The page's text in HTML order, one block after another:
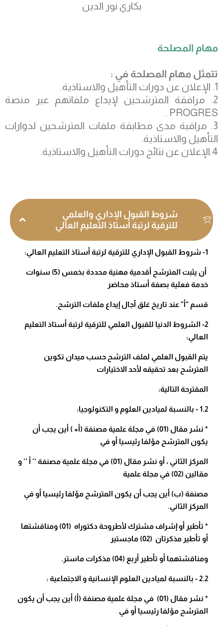
بكاري نور الدين
مهام المصلحة
تتمثل مهام المصلحة في :
1. الإعلان عن دورات التأهيل والاستاذية.
2. مرافقة المترشحين لإيداع ملفاتهم عبر منصة
PROGRES .
3. مراقبة مدى مطابقة ملفات المترشحين لدوارات
التأهيل والاستاذية.
4.الإعلان عن نتائج دورات التأهيل والاستاذية.
شروط القبول الإداري والعلمي
للترقية لرتبة أستاذ التعليم العالي
1- شروط القبول الإداري للترقية لرتبة أستاذ التعليم العالي:
أن يثبت المترشح أقدمية مهنية محددة بخمس (5) سنوات
خدمة فعلية بصفة أستاذ محاضر
قسم "أ" عند تاريخ غلق آجال إيداع ملفات الترشح.
2- الشروط الدنيا للقبول العلمي للترقية لرتبة أستاذ التعليم
العالي:
يتم القبول العلمي لملف الترشح حسب ميدان تكوين
المترشح بعد تحقيقه لأحد الاختيارات
المقترحة التالية:
1.2 - بالنسبة لميادين العلوم و التكنولوجيا:
* نشر مقال (01) في مجلة علمية مصنفة (أ+ ) أين يجب أن
يكون المترشح مؤلفا رئيسيا أو في
المركز الثاني ، أو نشر مقال (01) في مجلة علمية مصنفة '' أ '' و
مقالين (02) في مجلة علمية
مصنفة (ب) أين يجب أن يكون المترشح مؤلفا رئيسيا أو في
المركز الثاني.
* تأطير أو إشراف مشترك لأطروحة دكتوراه (01) ومناقشتها
أو تأطير مذكرتان (02) ماجستير
ومناقشتهما أو تأطير أربع (04) مذكرات ماستر.
2.2 - بالنسبة لميادين العلوم الإنسانية و الاجتماعية :
* نشر مقال (01) في مجلة علمية مصنفة (أ) أين يجب أن يكون
المترشح مؤلفا رئيسيا أو في